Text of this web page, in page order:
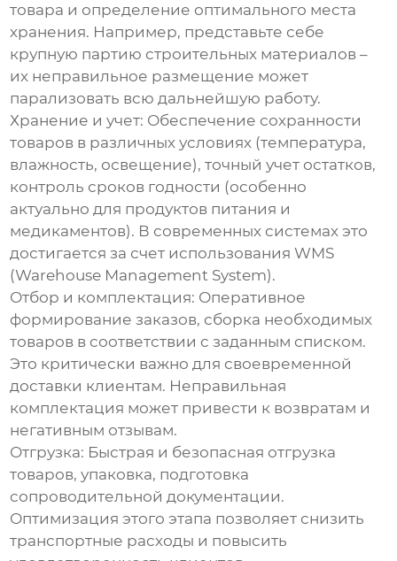
товара и определение оптимального места
хранения. Например, представьте себе
крупную партию строительных материалов –
их неправильное размещение может
парализовать всю дальнейшую работу.
Хранение и учет: Обеспечение сохранности
товаров в различных условиях (температура,
влажность, освещение), точный учет остатков,
контроль сроков годности (особенно
актуально для продуктов питания и
медикаментов). В современных системах это
достигается за счет использования WMS
(Warehouse Management System).
Отбор и комплектация: Оперативное
формирование заказов, сборка необходимых
товаров в соответствии с заданным списком.
Это критически важно для своевременной
доставки клиентам. Неправильная
комплектация может привести к возвратам и
негативным отзывам.
Отгрузка: Быстрая и безопасная отгрузка
товаров, упаковка, подготовка
сопроводительной документации.
Оптимизация этого этапа позволяет снизить
транспортные расходы и повысить